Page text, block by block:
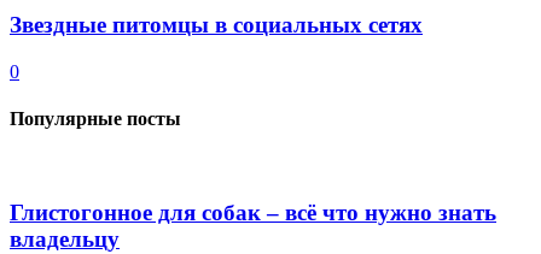
Звездные питомцы в социальных сетях
0
Популярные посты
Глистогонное для собак – всё что нужно знать
владельцу